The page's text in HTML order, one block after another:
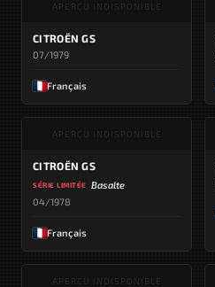
APERÇU INDISPONIBLE
CITROËN GS
07/1979
Français
APERÇU INDISPONIBLE
CITROËN GS
SÉRIE LIMITÉE Basalte
04/1978
Français
APERÇU INDISPONIBLE